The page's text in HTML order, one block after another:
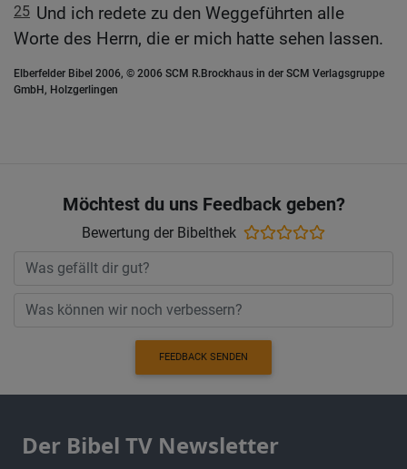
25 Und ich redete zu den Weggeführten alle
Worte des Herrn, die er mich hatte sehen lassen.
Elberfelder Bibel 2006, © 2006 SCM R.Brockhaus in der SCM Verlagsgruppe
GmbH, Holzgerlingen
Möchtest du uns Feedback geben?
Bewertung der Bibelthek
FEEDBACK SENDEN
Der Bibel TV Newsletter